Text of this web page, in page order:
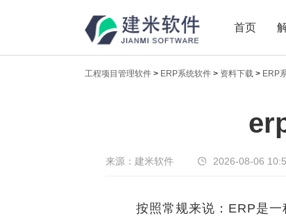
首页
工程项目管理软件 > ERP系统软件 > 资料下载 > ERP
来源：建米软件 2026-08-06
按照常规来说：ERP是一